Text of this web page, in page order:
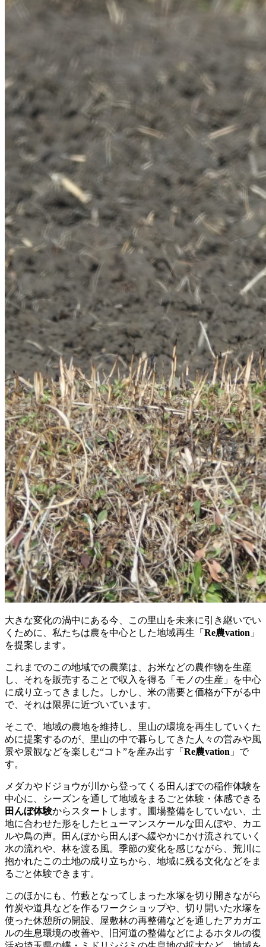
大きな変化の渦中にある今、この里山を未来に引き継いでい
くために、私たちは農を中心とした地域再生「 Re農vation 」
を提案します。
これまでのこの地域での農業は、お米などの農作物を生産
し、それを販売することで収入を得る「モノの生産」を中心
に成り立ってきました。しかし、米の需要と価格が下がる中
で、それは限界に近づいています。
そこで、地域の農地を維持し、里山の環境を再生していくた
めに提案するのが、里山の中で暮らしてきた人々の営みや風
景や景観などを楽しむ“コト”を産み出す「 Re農vation 」で
す。
メダカやドジョウが川から登ってくる田んぼでの稲作体験を
中心に、シーズンを通して地域をまるごと体験・体感できる
田んぼ体験からスタートします。圃場整備をしていない、土
地に合わせた形をしたヒューマンスケールな田んぼや、カエ
ルや鳥の声。田んぼから田んぼへ緩やかにかけ流されていく
水の流れや、林を渡る風。季節の変化を感じながら、荒川に
抱かれたこの土地の成り立ちから、地域に残る文化などをま
るごと体験できます。
このほかにも、竹藪となってしまった水塚を切り開きながら
竹炭や道具などを作るワークショップや、切り開いた水塚を
使った休憩所の開設、屋敷林の再整備などを通したアカガエ
ルの生息環境の改善や、旧河道の整備などによるホタルの復